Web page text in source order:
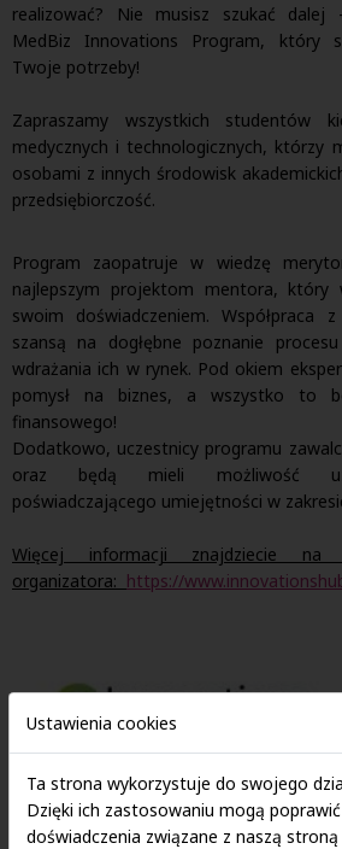
realizować? Nie musisz szukać dalej
MedBiz Innovations Program, który
Twoje potrzeby!
Zapraszamy wszystkich studentów
medycznych i technologicznych, którzy
osobami z innych środowisk
przedsiębiorczość.
Program zaopatruje w wiedzę
najlepszym projektom mentora, który
swoim doświadczeniem. Współpraca
szansą na dogłębne poznanie
wdrażania ich w rynek. Pod okiem
pomysł na biznes, a wszystko to
finansowego!
Dodatkowo, uczestnicy programu
oraz będą mieli możliwość
poświadczającego umiejętności w
Więcej informacji znajdziecie na
organizatora: https://
Ustawienia cookies
Ta strona wykorzystuje do swojego
Dzięki ich zastosowaniu mogą
doświadczenia związane z naszą